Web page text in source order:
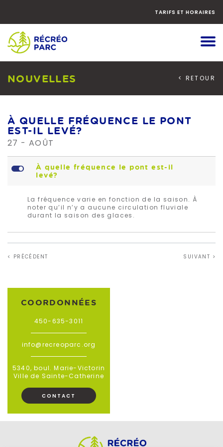
vers
bas
TARIFS ET HORAIRES
NOUVELLES < RETOUR
À QUELLE FRÉQUENCE LE PONT
EST-IL LEVÉ?
27 - AOÛT
L
À quelle fréquence le pont est-il
levé?
La fréquence varie en fonction de la saison. À
noter qu’il n’y a aucune circulation fluviale
durant la saison des glaces.
< PRÉCÉDENT SUIVANT >
COORDONNÉES
450-635-3011
info@recreoparc.org
5340, boul. Marie-Victorin
Ville de Sainte-Catherine
CONTACT